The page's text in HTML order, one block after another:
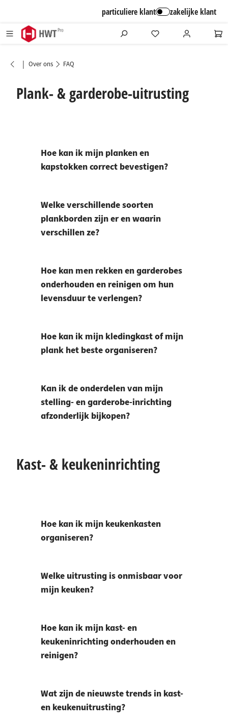
particuliere klant zakelijke klant
| Over ons FAQ
Plank- & garderobe-uitrusting
Hoe kan ik mijn planken en
kapstokken correct bevestigen?
Welke verschillende soorten
plankborden zijn er en waarin
verschillen ze?
Hoe kan men rekken en garderobes
onderhouden en reinigen om hun
levensduur te verlengen?
Hoe kan ik mijn kledingkast of mijn
plank het beste organiseren?
Kan ik de onderdelen van mijn
stelling- en garderobe-inrichting
afzonderlijk bijkopen?
Kast- & keukeninrichting
Hoe kan ik mijn keukenkasten
organiseren?
Welke uitrusting is onmisbaar voor
mijn keuken?
Hoe kan ik mijn kast- en
keukeninrichting onderhouden en
reinigen?
Wat zijn de nieuwste trends in kast-
en keukenuitrusting?